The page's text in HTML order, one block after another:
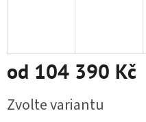
od 104 390 Kč
Zvolte variantu